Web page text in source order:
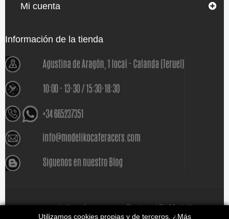
Mi cuenta
Información de la tienda
Utilizamos cookies propias y de terceros. ¿Más
www.modelikocaferacers.com Designed By Modeliko